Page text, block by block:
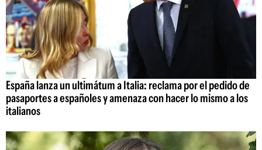
España lanza un ultimátum a Italia: reclama por el pedido de
pasaportes a españoles y amenaza con hacer lo mismo a los
italianos